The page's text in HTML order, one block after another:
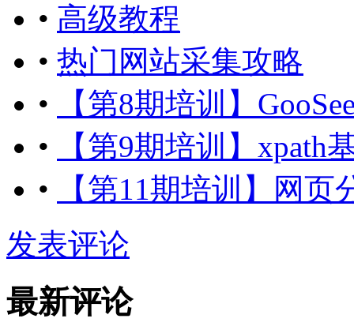
• 高级教程
• 热门网站采集攻略
•
【第8期培训】
•
【第9期培训】xpath
•
【第11期培训】网
发表评论
最新评论